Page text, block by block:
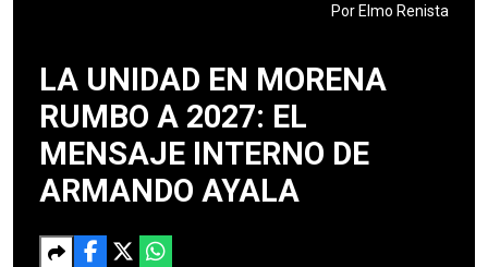
Por Elmo Renista
LA UNIDAD EN MORENA
RUMBO A 2027: EL
MENSAJE INTERNO DE
ARMANDO AYALA